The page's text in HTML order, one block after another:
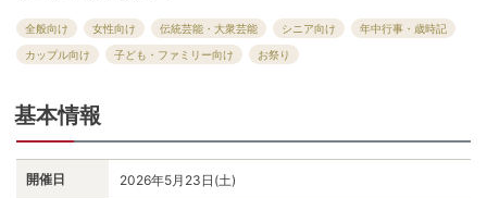
全般向け 女性向け 伝統芸能・大衆芸能 シニア向け
年中行事・歳時記
カップル向け
子ども・ファミリー向け お祭り
基本情報
開催日 2026年5月23日(土)